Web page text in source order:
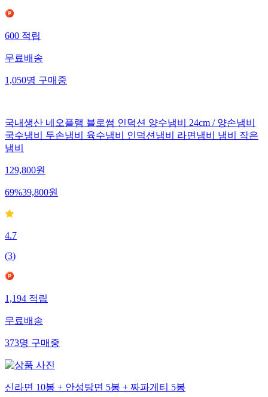
600적립
무료배송
1,050명구매중
국내생산 네오플램 블로썸 인덕션 양수냄비 24cm / 양손냄비
국수냄비 두손냄비 육수냄비 인덕션냄비 라면냄비 냄비 작은
냄비
129,800원
69%39,800원
4.7
(3)
1,194적립
무료배송
373명구매중
신라면 10봉 + 안성탕면 5봉 + 짜파게티 5봉